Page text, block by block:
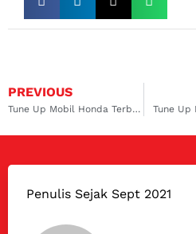
PREVIOUS
Tune Up Mobil Honda Terbaik
Penulis Sejak Sept 2021